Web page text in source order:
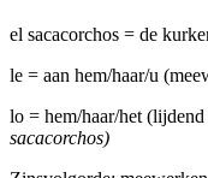
el sacacorchos = de
le = aan hem/haar/u
lo = hem/haar/het
sacacorchos)